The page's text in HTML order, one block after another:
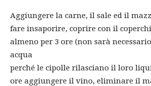
Aggiungere la carne, il sale ed il
fare insaporire, coprire con il
almeno per 3 ore (non sarà
acqua
perché le cipolle rilasciano il loro
ore aggiungere il vino, eliminare il